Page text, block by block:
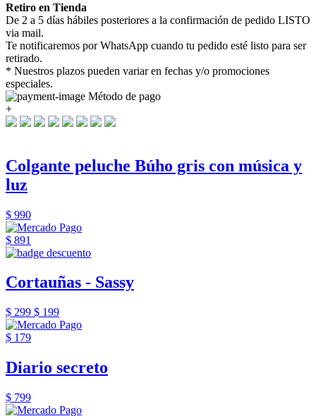
Retiro en Tienda
De 2 a 5 días hábiles posteriores a la confirmación de pedido LISTO
via mail.
Te notificaremos por WhatsApp cuando tu pedido esté listo para ser
retirado.
* Nuestros plazos pueden variar en fechas y/o promociones
especiales.
Método de pago
+
Colgante peluche Búho gris con música y
luz
$ 990
$ 891
Cortauñas - Sassy
$ 299 $ 199
$ 179
Diario secreto
$ 799